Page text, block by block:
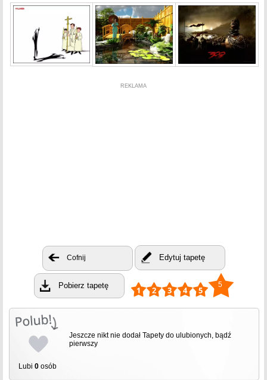
REKLAMA
Cofnij Edytuj tapetę
Pobierz tapetę 5
Lubi 0 osób
Jeszcze nikt nie dodał Tapety do ulubionych, bądź
pierwszy